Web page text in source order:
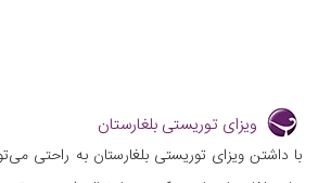
ویزای توریستی بلغارستان
با داشتن ویزای توریستی بلغارستان به راحتی